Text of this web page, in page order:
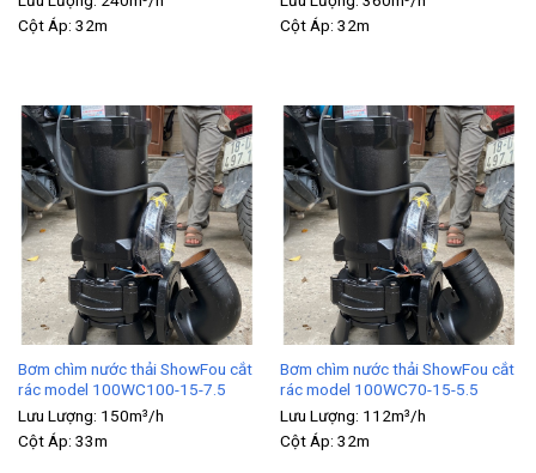
Cột Áp: 32m
Cột Áp: 32m
Bơm chìm nước thải ShowFou cắt
rác model 100WC100-15-7.5
Lưu Lượng: 150m³/h
Cột Áp: 33m
Bơm chìm nước thải ShowFou cắt
rác model 100WC70-15-5.5
Lưu Lượng: 112m³/h
Cột Áp: 32m